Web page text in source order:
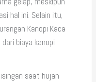
hal ini. Selain itu,
Kanopi Kaca
biaya kanopi
saat hujan